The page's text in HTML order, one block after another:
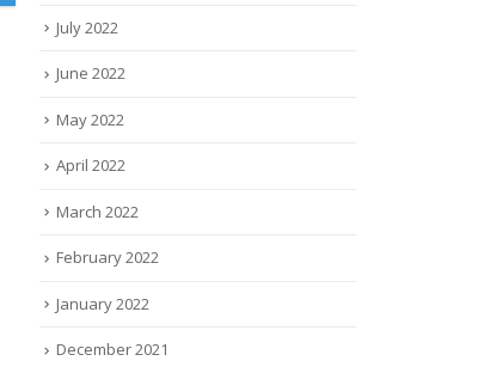
July 2022
June 2022
May 2022
April 2022
March 2022
February 2022
January 2022
December 2021